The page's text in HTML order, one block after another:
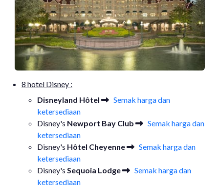
8 hotel Disney :
Disneyland Hôtel
Semak harga dan
ketersediaan
Disney's Newport Bay Club
Semak harga dan
ketersediaan
Disney's Hôtel Cheyenne
Semak harga dan
ketersediaan
Disney's Sequoia Lodge
Semak harga dan
ketersediaan